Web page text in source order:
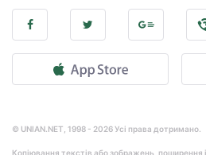
© UNIAN.NET, 1998 - 2026 Усі права дотримано.
Копіювання текстів або зображень, поширення